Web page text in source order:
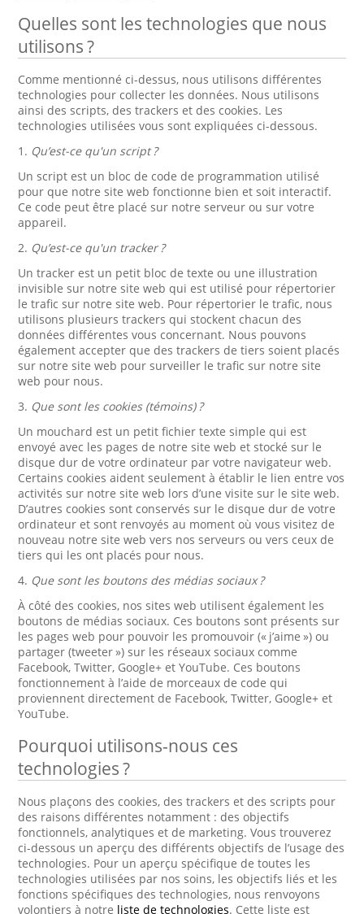
Quelles sont les technologies que nous
utilisons ?
Comme mentionné ci-dessus, nous utilisons différentes
technologies pour collecter les données. Nous utilisons
ainsi des scripts, des trackers et des cookies. Les
technologies utilisées vous sont expliquées ci-dessous.
1. Qu’est-ce qu'un script ?
Un script est un bloc de code de programmation utilisé
pour que notre site web fonctionne bien et soit interactif.
Ce code peut être placé sur notre serveur ou sur votre
appareil.
2. Qu’est-ce qu'un tracker ?
Un tracker est un petit bloc de texte ou une illustration
invisible sur notre site web qui est utilisé pour répertorier
le trafic sur notre site web. Pour répertorier le trafic, nous
utilisons plusieurs trackers qui stockent chacun des
données différentes vous concernant. Nous pouvons
également accepter que des trackers de tiers soient placés
sur notre site web pour surveiller le trafic sur notre site
web pour nous.
3. Que sont les cookies (témoins) ?
Un mouchard est un petit fichier texte simple qui est
envoyé avec les pages de notre site web et stocké sur le
disque dur de votre ordinateur par votre navigateur web.
Certains cookies aident seulement à établir le lien entre vos
activités sur notre site web lors d’une visite sur le site web.
D’autres cookies sont conservés sur le disque dur de votre
ordinateur et sont renvoyés au moment où vous visitez de
nouveau notre site web vers nos serveurs ou vers ceux de
tiers qui les ont placés pour nous.
4. Que sont les boutons des médias sociaux ?
À côté des cookies, nos sites web utilisent également les
boutons de médias sociaux. Ces boutons sont présents sur
les pages web pour pouvoir les promouvoir (« j’aime ») ou
partager (tweeter ») sur les réseaux sociaux comme
Facebook, Twitter, Google+ et YouTube. Ces boutons
fonctionnement à l’aide de morceaux de code qui
proviennent directement de Facebook, Twitter, Google+ et
YouTube.
Pourquoi utilisons-nous ces
technologies ?
Nous plaçons des cookies, des trackers et des scripts pour
des raisons différentes notamment : des objectifs
fonctionnels, analytiques et de marketing. Vous trouverez
ci-dessous un aperçu des différents objectifs de l’usage des
technologies. Pour un aperçu spécifique de toutes les
technologies utilisées par nos soins, les objectifs liés et les
fonctions spécifiques des technologies, nous renvoyons
volontiers à notre liste de technologies. Cette liste est